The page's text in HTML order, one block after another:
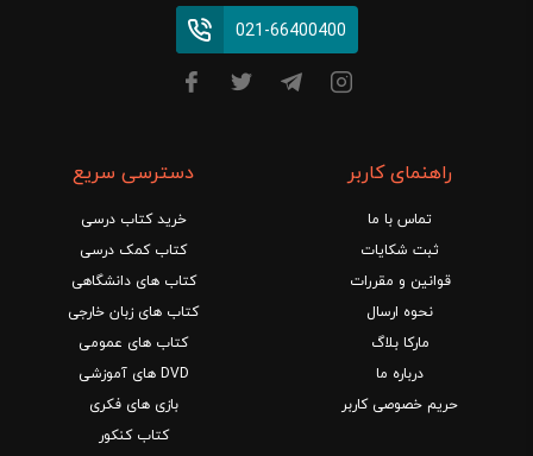
021-66400400
راهنمای کاربر
تماس با ما
ثبت شکایات
قوانین و مقررات
نحوه ارسال
مارکا بلاگ
درباره ما
حریم خصوصی کاربر
دسترسی سریع
خرید کتاب درسی
کتاب کمک درسی
کتاب های دانشگاهی
کتاب های زبان خارجی
کتاب های عمومی
DVD های آموزشی
بازی های فکری
کتاب کنکور